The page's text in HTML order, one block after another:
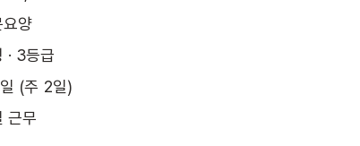
요양
· 3등급
(주 2일)
근무